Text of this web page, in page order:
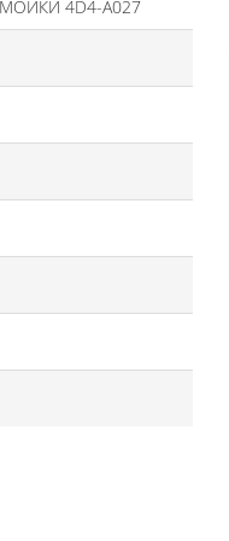
4D4-A027